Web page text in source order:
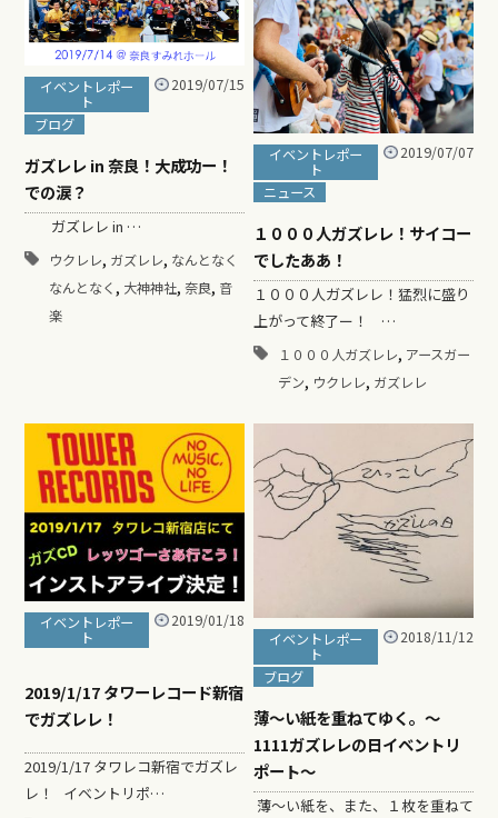
イベントレポー
ト
ブログ
2019/07/15
ガズレレ in 奈良！大成功ー！
での涙？
ガズレレ in …
ウクレレ, ガズレレ, なんとなく
なんとなく , 大神神社, 奈良, 音
楽
イベントレポー
ト
ニュース
2019/07/07
１０００人ガズレレ！サイコー
でしたああ！
１０００人ガズレレ！猛烈に盛り
上がって終了ー！ …
１０００人ガズレレ, アースガー
デン, ウクレレ, ガズレレ
イベントレポー
ト
2019/01/18
2019/1/17 タワーレコード新宿
でガズレレ！
2019/1/17 タワレコ新宿でガズレ
レ！ イベントリポ…
イベントレポー
ト
ブログ
2018/11/12
薄～い紙を重ねてゆく。〜
1111ガズレレの日イベントリ
ポート〜
薄～い紙を、また、１枚を重ねて